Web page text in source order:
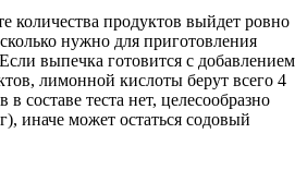
количества продуктов выйдет ровно
нужно для приготовления
выпечка готовится с добавлением
лимонной кислоты берут всего 4
в составе теста нет, целесообразно
иначе может остаться содовый